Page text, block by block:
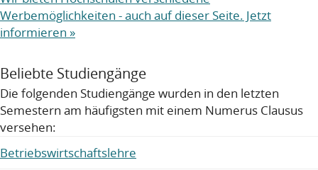
Werbemöglichkeiten - auch auf dieser Seite. Jetzt
informieren »
Beliebte Studiengänge
Die folgenden Studiengänge wurden in den letzten
Semestern am häufigsten mit einem Numerus Clausus
versehen:
Betriebswirtschaftslehre